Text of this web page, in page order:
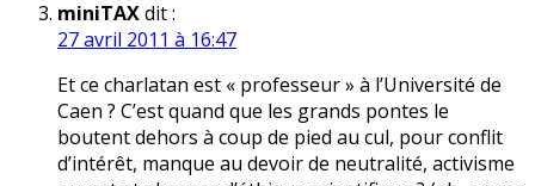
miniTAXdit :
27 avril 2011 à 16:47
Et ce charlatan est « professeur » à l’Université de
Caen ? C’est quand que les grands pontes le
boutent dehors à coup de pied au cul, pour conflit
d’intérêt, manque au devoir de neutralité, activisme